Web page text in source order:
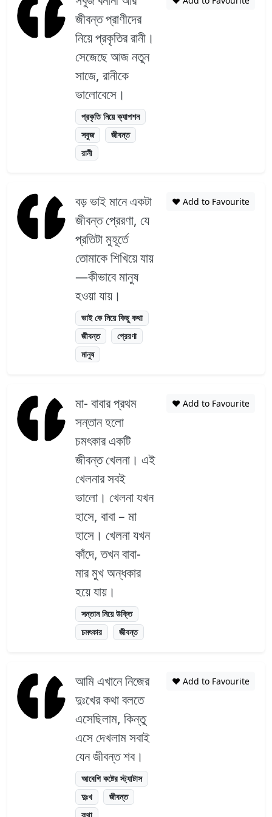
জীবন্ত প্রাণীদের
নিয়ে প্রকৃতির রানী।
সেজেছে আজ নতুন
সাজে, রানীকে
ভালোবেসে।
প্রকৃতি নিয়ে ক্যাপশন
সবুজ
জীবন্ত
রানী
বড় ভাই মানে একটা
জীবন্ত প্রেরণা, যে
প্রতিটা মুহূর্তে
তোমাকে শিখিয়ে যায়
—কীভাবে মানুষ
হওয়া যায়।
ভাই কে নিয়ে কিছু কথা
জীবন্ত
প্রেরণা
মানুষ
❤️ Add to Favourite
মা- বাবার প্রথম
সন্তান হলো
চমৎকার একটি
জীবন্ত খেলনা। এই
খেলনার সবই
ভালো। খেলনা যখন
হাসে, বাবা – মা
হাসে। খেলনা যখন
কাঁদে, তখন বাবা-
মার মুখ অন্ধকার
হয়ে যায়।
সন্তান নিয়ে উক্তি
চমৎকার
জীবন্ত
❤️ Add to Favourite
আমি এখানে নিজের
দুঃখের কথা বলতে
এসেছিলাম, কিন্তু
এসে দেখলাম সবাই
যেন জীবন্ত শব।
আবেগি কষ্টের স্ট্যাটাস
দুঃখ
জীবন্ত
কথা
❤️ Add to Favourite